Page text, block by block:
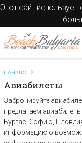
Этот сайт
НАЧАЛО
Авиабилеты
Забронируйте
предлагаем
Бургас, Софию,
информацию о